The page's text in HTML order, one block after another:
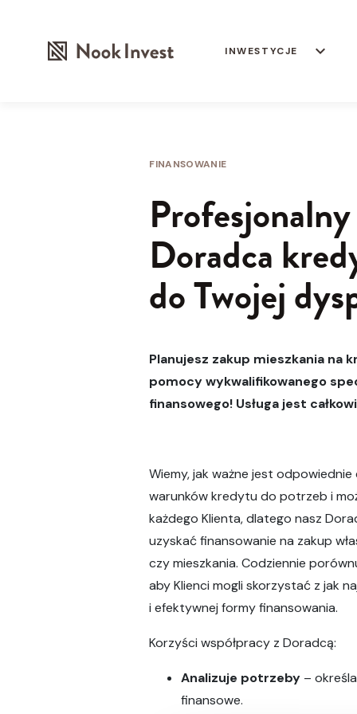
INWESTYCJE keyboard_arrow_down
FINANSOWANIE
Profesjonalny
Doradca
do Twojej
Planujesz zakup mieszkania na
pomocy wykwalifikowanego
finansowego! Usługa jest
Wiemy, jak ważne jest
warunków kredytu do potrzeb i
każdego Klienta, dlatego nasz
uzyskać finansowanie na zakup
czy mieszkania. Codziennie
aby Klienci mogli skorzystać z jak
i efektywnej formy finansowania.
Korzyści współpracy z Doradcą:
Analizuje potrzeby –
finansowe.